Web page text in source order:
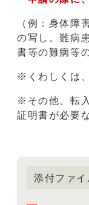
（例：身体障
の写し。難病
書等の難病等
※くわしくは
※その他、転
証明書が必要
添付ファイ